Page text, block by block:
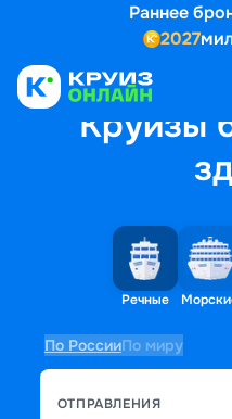
Раннее
2027
Круизы
Речные
По РоссииПо миру
ОТПРАВЛЕНИЯ